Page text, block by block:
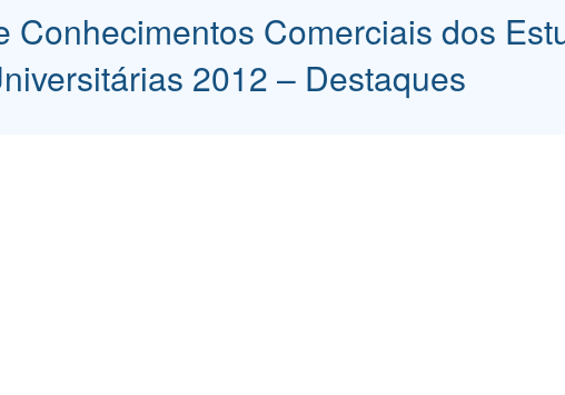
Conhecimentos Comerciais dos
2012 – Destaques